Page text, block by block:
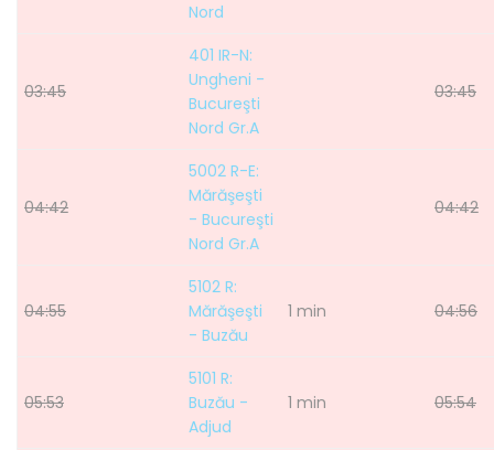
Nord
03:45
401 IR-N:
Ungheni -
Bucureşti
Nord Gr.A
03:45
04:42
5002 R-E:
Mărăşeşti
- Bucureşti
Nord Gr.A
04:42
04:55
5102 R:
Mărăşeşti
- Buzău
1 min 04:56
05:53
5101 R:
Buzău -
Adjud
1 min 05:54